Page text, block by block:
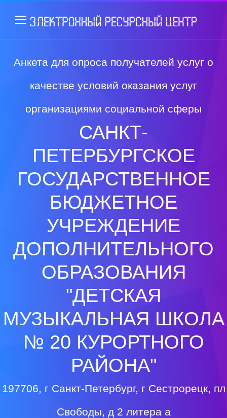
Анкета для опроса получателей услуг о
качестве условий оказания услуг
организациями социальной сферы
САНКТ-
ПЕТЕРБУРГСКОЕ
ГОСУДАРСТВЕННОЕ
БЮДЖЕТНОЕ
УЧРЕЖДЕНИЕ
ДОПОЛНИТЕЛЬНОГО
ОБРАЗОВАНИЯ
"ДЕТСКАЯ
МУЗЫКАЛЬНАЯ ШКОЛА
№ 20 КУРОРТНОГО
РАЙОНА"
197706, г Санкт-Петербург, г Сестрорецк, пл
Свободы, д 2 литера а